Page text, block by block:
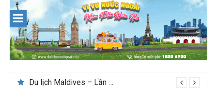
content
Du lịch Maldives – Lần đầu nên đi đâu, chơi gì?